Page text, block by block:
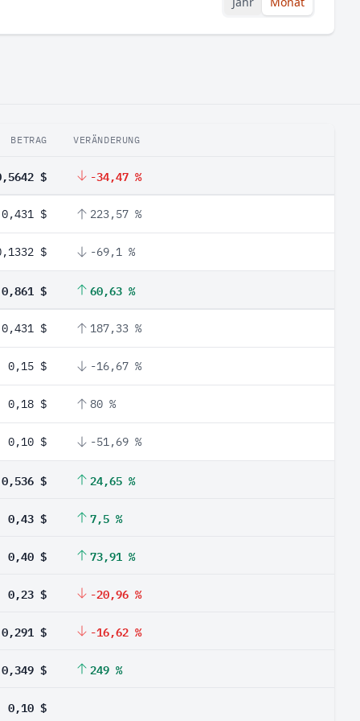
BETRAG VERÄNDERUNG
$ -34,47 %
0,431 $ 223,57 %
$ -69,1 %
0,861 $ 60,63 %
0,431 $ 187,33 %
0,15 $ -16,67 %
0,18 $ 80 %
0,10 $ -51,69 %
0,536 $ 24,65 %
0,43 $ 7,5 %
0,40 $ 73,91 %
0,23 $ -20,96 %
0,291 $ -16,62 %
0,349 $ 249 %
0,10 $